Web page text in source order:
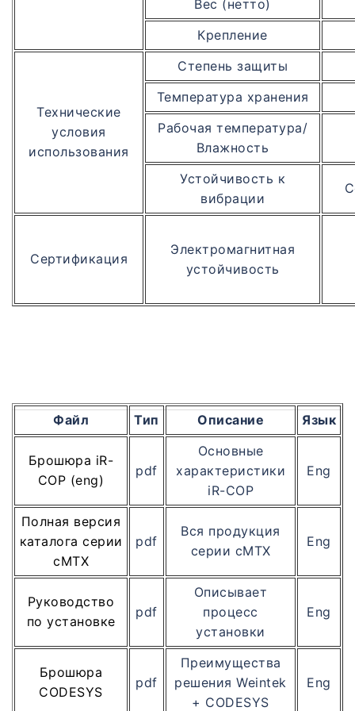
Вес (нетто)
Крепление
Технические
условия
использования
Степень защиты
Температура хранения
Рабочая температура/
Влажность
Устойчивость к
вибрации
Сертификация
Электромагнитная
устойчивость
Файл Тип Описание Язык
Брошюра iR-
COP (eng)
pdf
Основные
характеристики
iR-COP
Eng
Полная версия
каталога серии
cMTX
pdf
Вся продукция
серии cMTX
Eng
Руководство
по установке
pdf
Описывает
процесс
установки
Eng
Брошюра
CODESYS
pdf
Преимущества
решения Weintek
+ CODESYS
Eng